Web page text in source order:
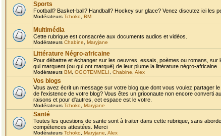
Sports
Football? Basket-ball? Handball? Hockey sur glace? Venez discutez ici les
Modérateurs Tchoko BM
Multimédia
Cette rubrique est consacrée aux documents audios et vidéos.
Modérateurs Chabine Maryjane
Littérature Négro-africaine
Pour débattre et échanger sur les oeuvres, essais, poèmes ou romans,
qui marquent (ou qui ont marqué) de leur plume la littérature négro-africaine .
Modérateurs BM OGOTEMMELI Chabine Alex
Vos blogs
Vous avez écrit un message sur votre blog que dont vous voulez partager
de l'existence de votre blog? Vous êtes un grioonaute non encore converti
raisons et pour d'autres, cet espace est le votre.
Modérateurs Tchoko Maryjane
Santé
Toutes les questions de sante sont à traiter dans cette rubrique, sans
compétences attestées. Merci
Modérateurs Tchoko Maryjane Alex